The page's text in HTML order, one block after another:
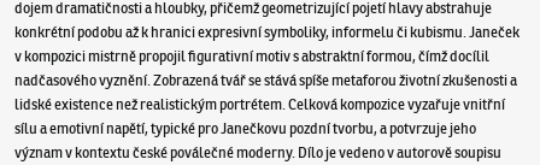
dojem dramatičnosti a hloubky, přičemž geometrizující pojetí hlavy abstrahuje
konkrétní podobu až k hranici expresivní symboliky, informelu či kubismu. Janeček
v kompozici mistrně propojil figurativní motiv s abstraktní formou, čímž docílil
nadčasového vyznění. Zobrazená tvář se stává spíše metaforou životní zkušenosti a
lidské existence než realistickým portrétem. Celková kompozice vyzařuje vnitřní
sílu a emotivní napětí, typické pro Janečkovu pozdní tvorbu, a potvrzuje jeho
význam v kontextu české poválečné moderny. Dílo je vedeno v autorově soupisu